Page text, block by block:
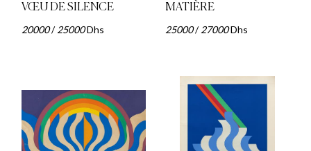
VŒU DE SILENCE
20000/25000Dhs
MATIÈRE
25000/27000Dhs